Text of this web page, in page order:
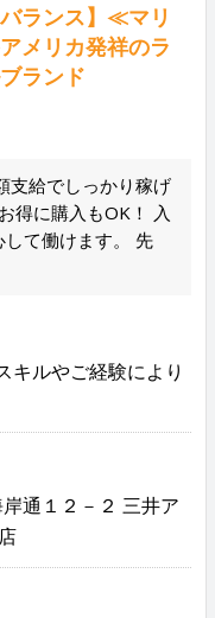
バランス】≪マリ
メリカ発祥のラ
ランド
支給でしっかり稼げ
得に購入もOK！ 入
て働けます。 先
キルやご経験により
通１２－２ 三井ア